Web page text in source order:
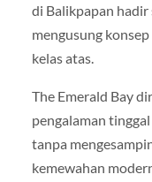
di Balikpapan hadir
mengusung
kelas atas.
The Emerald Bay
pengalaman
tanpa
kemewahan